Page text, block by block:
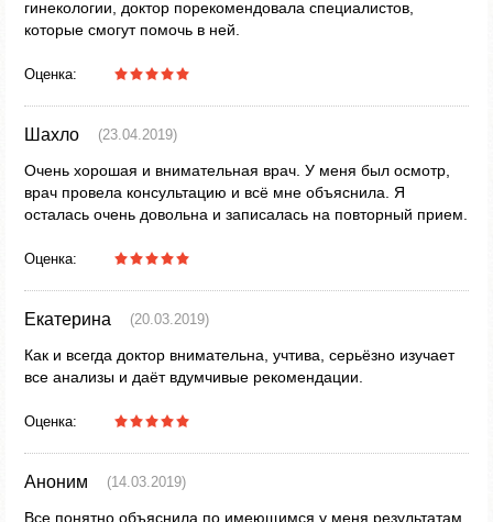
гинекологии, доктор порекомендовала специалистов,
которые смогут помочь в ней.
Оценка:
Шахло (23.04.2019)
Очень хорошая и внимательная врач. У меня был осмотр,
врач провела консультацию и всё мне объяснила. Я
осталась очень довольна и записалась на повторный прием.
Оценка:
Екатерина (20.03.2019)
Как и всегда доктор внимательна, учтива, серьёзно изучает
все анализы и даёт вдумчивые рекомендации.
Оценка:
Аноним (14.03.2019)
Все понятно объяснила по имеющимся у меня результатам